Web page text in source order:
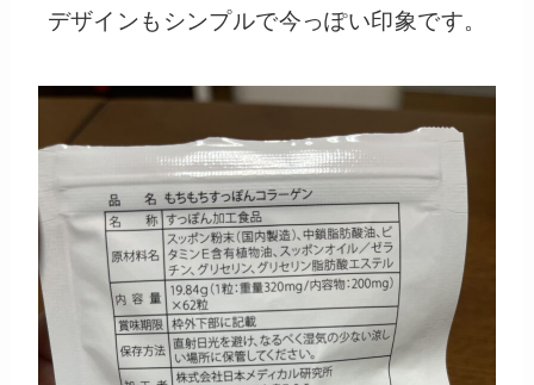
デザインもシンプルで今っぽい印象です。